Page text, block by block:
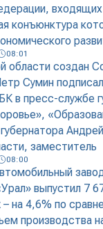
конъюнктура
08:01
области создан
Сумин
в пресс-службе
заместитель
08:00
выпустил 7
на 4,6% по
производства